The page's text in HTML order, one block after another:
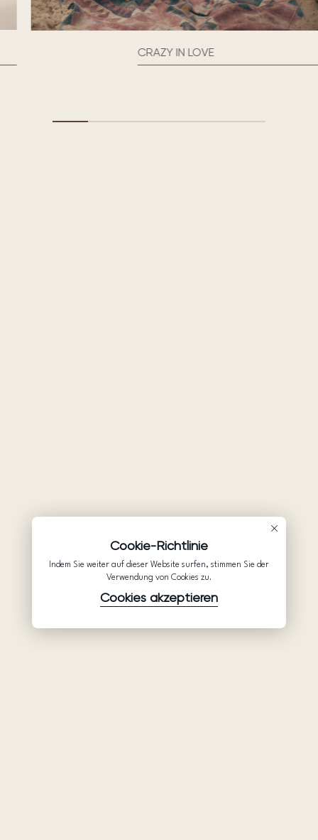
CRAZY IN LOVE
Cookie-Richtlinie
Indem Sie weiter auf dieser Website surfen, stimmen Sie der
Verwendung von Cookies zu.
Cookies akzeptieren